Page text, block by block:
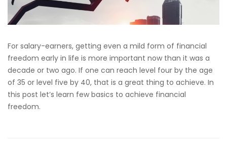
For salary-earners, getting even a mild form of financial
freedom early in life is more important now than it was a
decade or two ago. If one can reach level four by the age
of 35 or level five by 40, that is a great thing to achieve. In
this post let’s learn few basics to achieve financial
freedom.